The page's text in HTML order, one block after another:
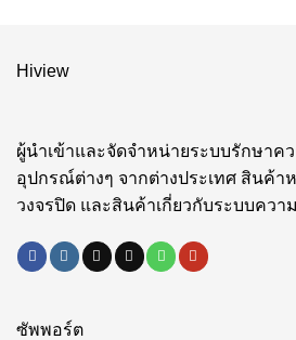
Hiview
ผู้นำเข้าและจัดจำหน่ายระบบรักษาค
อุปกรณ์ต่างๆ จากต่างประเทศ สินค้า
วงจรปิด และสินค้าเกี่ยวกับระบบควา
ซัพพอร์ต